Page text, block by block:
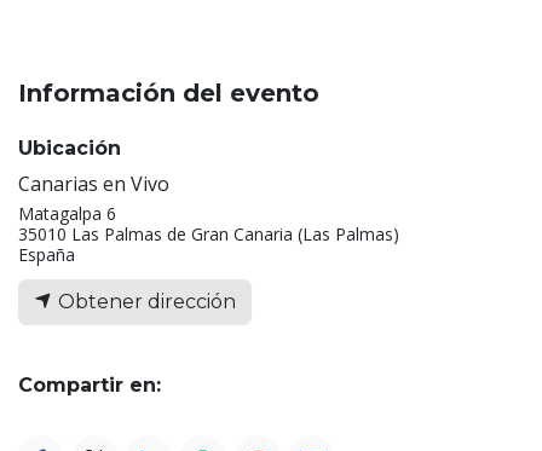
Información del evento
Ubicación
Canarias en Vivo
Matagalpa 6
35010 Las Palmas de Gran Canaria (Las Palmas)
España
Obtener dirección
Compartir en: